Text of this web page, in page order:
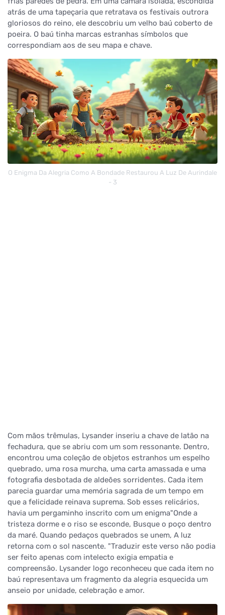
atrás de uma tapeçaria que retratava os festivais outrora
gloriosos do reino, ele descobriu um velho baú coberto de
poeira. O baú tinha marcas estranhas símbolos que
correspondiam aos de seu mapa e chave.
O Enigma Da Alegria Como A Bondade Restaurou A Luz De Aurindale
- 3
Com mãos trêmulas, Lysander inseriu a chave de latão na
fechadura, que se abriu com um som ressonante. Dentro,
encontrou uma coleção de objetos estranhos um espelho
quebrado, uma rosa murcha, uma carta amassada e uma
fotografia desbotada de aldeões sorridentes. Cada item
parecia guardar uma memória sagrada de um tempo em
que a felicidade reinava suprema. Sob esses relicários,
havia um pergaminho inscrito com um enigma"Onde a
tristeza dorme e o riso se esconde, Busque o poço dentro
da maré. Quando pedaços quebrados se unem, A luz
retorna com o sol nascente. "Traduzir este verso não podia
ser feito apenas com intelecto exigia empatia e
compreensão. Lysander logo reconheceu que cada item no
baú representava um fragmento da alegria esquecida um
anseio por unidade, celebração e amor.